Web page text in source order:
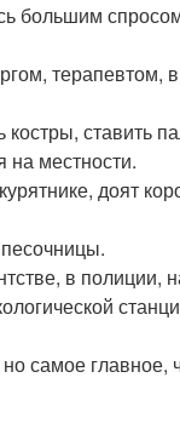
большим
терапевтом,
ставить
на местности.
доят
в полиции,
самое главное,